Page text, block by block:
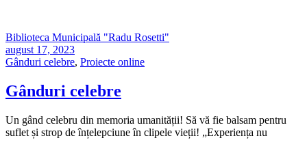
Biblioteca Municipală "Radu Rosetti"
august 17, 2023
Gânduri celebre, Proiecte online
Gânduri celebre
Un gând celebru din memoria umanității! Să vă fie balsam pentru
suflet și strop de înțelepciune în clipele vieții! „Experiența nu